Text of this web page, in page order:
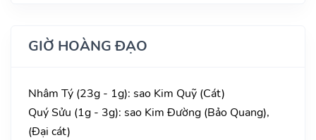
GIỜ HOÀNG ĐẠO
Nhâm Tý (23g - 1g): sao Kim Quỹ (Cát)
Quý Sửu (1g - 3g): sao Kim Đường (Bảo Quang),
(Đại cát)